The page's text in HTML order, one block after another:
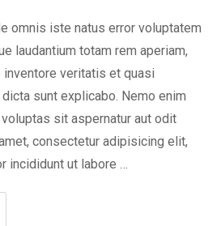
omnis iste natus error voluptatem
laudantium totam rem aperiam,
veritatis et quasi
sunt explicabo. Nemo enim
sit aspernatur aut odit
consectetur adipisicing elit,
ut labore …